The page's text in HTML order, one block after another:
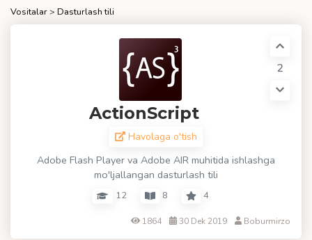
Vositalar> Dasturlash tili
ActionScript
Havolaga o'tish
Adobe Flash Player va Adobe AIR muhitida ishlashga
mo'ljallangan dasturlash tili
12 8 4
2
1864 30 Dek 2019 Boburmirzo